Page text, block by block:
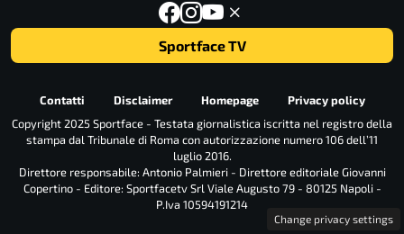
Sportface TV
Contatti Disclaimer Homepage
Privacy policy
Copyright 2025 Sportface - Testata giornalistica iscritta nel registro della
stampa dal Tribunale di Roma con autorizzazione numero 106 dell’11
luglio 2016.
Direttore responsabile: Antonio Palmieri - Direttore editoriale Giovanni
Copertino - Editore: Sportfacetv Srl Viale Augusto 79 - 80125 Napoli -
P.Iva 10594191214
Change privacy settings